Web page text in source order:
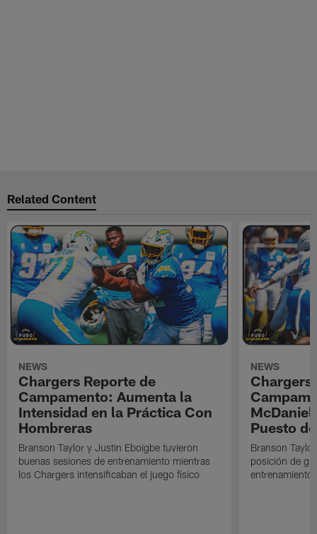
Related Content
NEWS
Chargers Reporte de
Campamento: Aumenta la
Intensidad en la Práctica Con
Hombreras
Branson Taylor y Justin Eboigbe tuvieron
buenas sesiones de entrenamiento mientras
los Chargers intensificaban el juego físico
NEWS
Chargers
Puesto
Branson
posición de
entrenamiento